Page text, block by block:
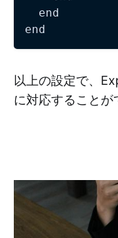
  end
以上の設定で、
に対応することが